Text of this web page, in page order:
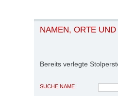
NAMEN, ORTE
Bereits verlegte
SUCHE NAME